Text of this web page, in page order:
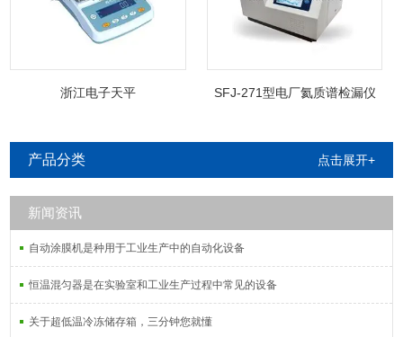
浙江电子天平 SFJ-271型电厂氦质谱检漏仪
产品分类 点击展开+
新闻资讯
自动涂膜机是种用于工业生产中的自动化设备
恒温混匀器是在实验室和工业生产过程中常见的设备
关于超低温冷冻储存箱，三分钟您就懂